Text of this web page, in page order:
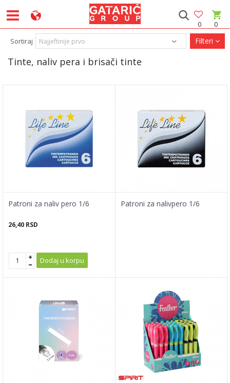
0
0
Tinte, naliv pera i brisači tinte
Sortiraj Filteri
Patroni za naliv pero 1/6
26,40 RSD
Dodaj u korpu
Patroni za nalivpero 1/6